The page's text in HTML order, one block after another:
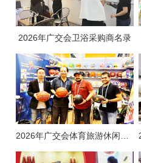
2026年广交会卫浴采购商名录